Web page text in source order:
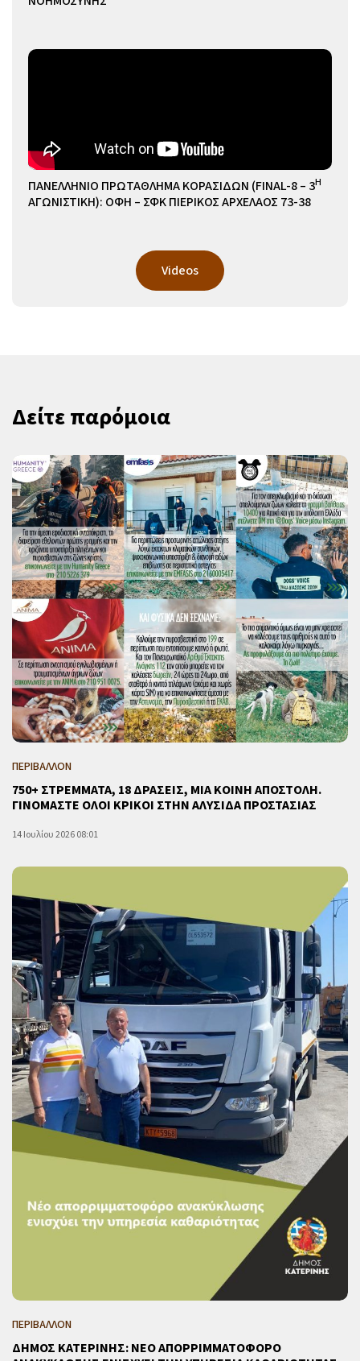
ΠΑΝΕΛΛΗΝΙΟ ΠΡΩΤΑΘΛΗΜΑ ΚΟΡΑΣΙΔΩΝ (FINAL-8 – 3Η
ΑΓΩΝΙΣΤΙΚΗ): ΟΦΗ – ΣΦΚ ΠΙΕΡΙΚΟΣ ΑΡΧΕΛΑΟΣ 73-38
Videos
Δείτε παρόμοια
ΠΕΡΙΒΑΛΛΟΝ
750+ ΣΤΡΕΜΜΑΤΑ, 18 ΔΡΑΣΕΙΣ, ΜΙΑ ΚΟΙΝΗ ΑΠΟΣΤΟΛΗ.
ΓΙΝΟΜΑΣΤΕ ΟΛΟΙ ΚΡΙΚΟΙ ΣΤΗΝ ΑΛΥΣΙΔΑ ΠΡΟΣΤΑΣΙΑΣ
14 Ιουλίου 2026 08:01
ΠΕΡΙΒΑΛΛΟΝ
ΔΗΜΟΣ ΚΑΤΕΡΙΝΗΣ: ΝΕΟ ΑΠΟΡΡΙΜΜΑΤΟΦΟΡΟ